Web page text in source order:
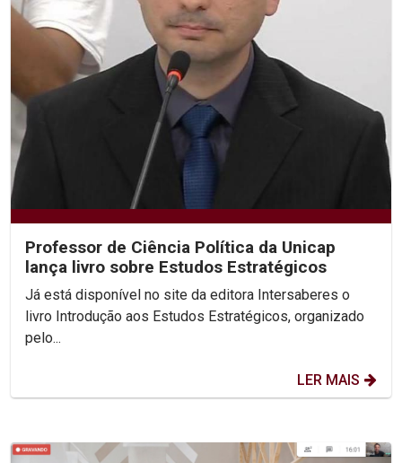
Professor de Ciência Política da Unicap
lança livro sobre Estudos Estratégicos
Já está disponível no site da editora Intersaberes o
livro Introdução aos Estudos Estratégicos, organizado
pelo...
LER MAIS